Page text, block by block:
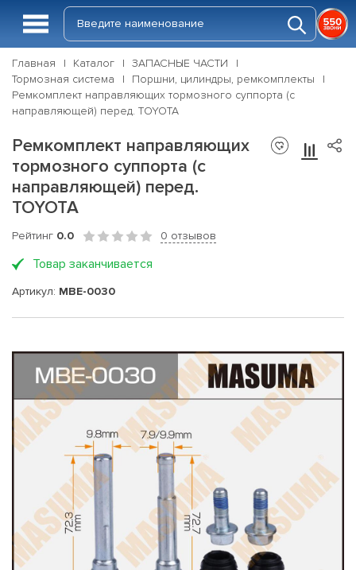
Главная Каталог
ЗАПАСНЫЕ ЧАСТИ
Тормозная система
Поршни, цилиндры, ремкомплекты
Ремкомплект направляющих тормозного суппорта (с
направляющей) перед. TOYOTA
Ремкомплект направляющих
тормозного суппорта (с
направляющей) перед.
TOYOTA
Рейтинг 0.0 0 отзывов
Товар заканчивается
Артикул: MBE-0030